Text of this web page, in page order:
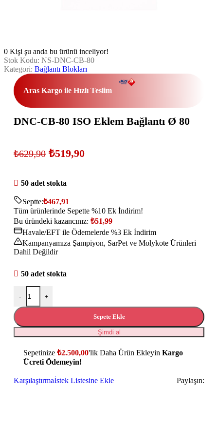
0 Kişi şu anda bu ürünü inceliyor!
Stok Kodu: NS-DNC-CB-80
Kategori: Bağlantı Blokları
Aras Kargo ile Hızlı Teslim
DNC-CB-80 ISO Eklem Bağlantı Ø 80
₺629,90 ₺519,90
50 adet stokta
Septte:₺467,91
Tüm ürünlerinde Sepette %10 Ek İndirim!
Bu üründeki kazancınız: ₺51,99
Havale/EFT ile Ödemelerde %3 Ek İndirim
Kampanyamıza Şampiyon, SarPet ve Molykote Ürünleri
Dahil Değildir
50 adet stokta
- +
Sepete Ekle
Şimdi al
Sepetinize ₺2.500,00'lik Daha Ürün Ekleyin Kargo
Ücreti Ödemeyin!
Karşılaştırmaİstek Listesine Ekle Paylaşın: